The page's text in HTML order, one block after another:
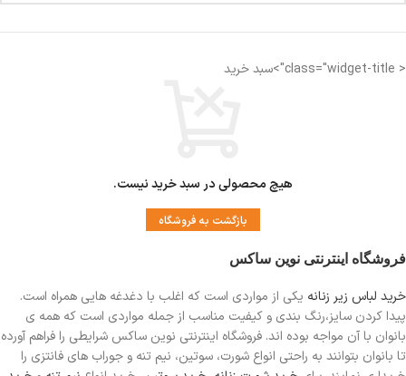
< class="widget-title">سبد خرید
هیچ محصولی در سبد خرید نیست.
بازگشت به فروشگاه
فروشگاه اینترنتی نوین ساکس
خرید لباس زیر زنانه یکی از مواردی است که اغلب با دغدغه هایی همراه است.
پیدا کردن سایز،رنگ بندی و کیفیت مناسب از جمله مواردی است که همه ی
بانوان با آن مواجه بوده اند. فروشگاه اینترنتی نوین ساکس شرایطی را فراهم آورده
تا بانوان بتوانند به راحتی انواع شورت، سوتین، نیم تنه و جوراب های فانتزی را